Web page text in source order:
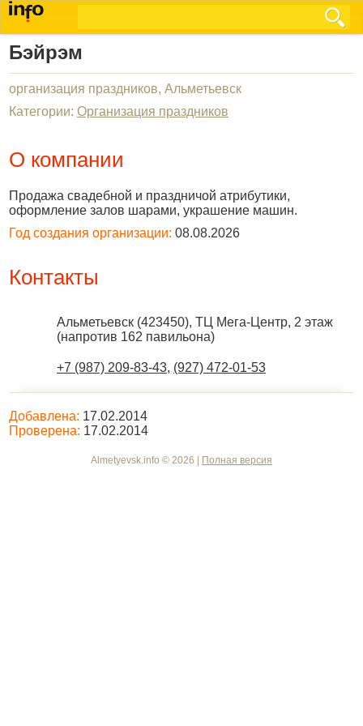
Бэйрэм
организация праздников, Альметьевск
Категории: Организация праздников
О компании
Продажа свадебной и праздничой атрибутики,
оформление залов шарами, украшение машин.
Год создания организации: 08.08.2026
Контакты
Альметьевск (423450), ТЦ Мега-Центр, 2 этаж
(напротив 162 павильона)
+7 (987) 209-83-43, (927) 472-01-53
Добавлена: 17.02.2014
Проверена: 17.02.2014
Almetyevsk.info © 2026 | Полная версия